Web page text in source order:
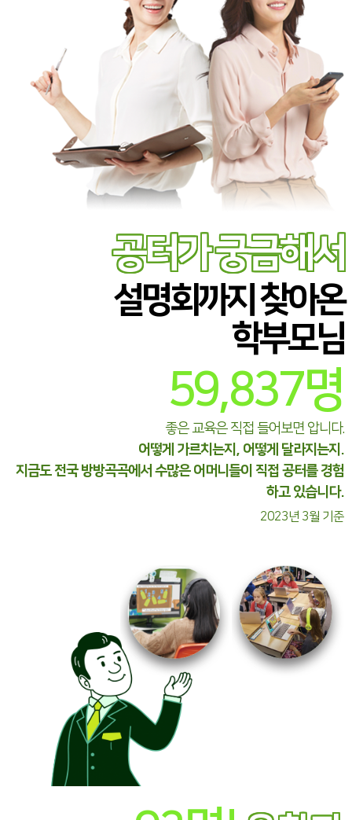
공터가 궁금해서
설명회까지 찾아온
학부모님
59,837명
좋은 교육은 직접 들어보면 압니다.
어떻게 가르치는지, 어떻게 달라지는지.
지금도 전국 방방곡곡에서 수많은 어머니들이 직접 공터를 경험
하고 있습니다.
2023년 3월 기준